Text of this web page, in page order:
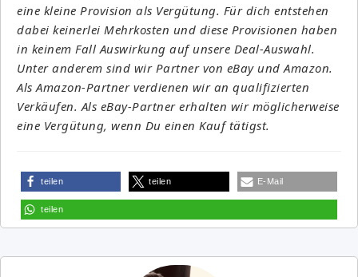
eine kleine Provision als Vergütung. Für dich entstehen
dabei keinerlei Mehrkosten und diese Provisionen haben
in keinem Fall Auswirkung auf unsere Deal-Auswahl.
Unter anderem sind wir Partner von eBay und Amazon.
Als Amazon-Partner verdienen wir an qualifizierten
Verkäufen. Als eBay-Partner erhalten wir möglicherweise
eine Vergütung, wenn Du einen Kauf tätigst.
teilen teilen E-Mail
teilen